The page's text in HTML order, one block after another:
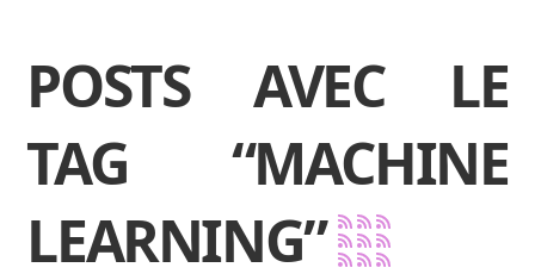
POSTS AVEC LE
TAG “MACHINE
LEARNING”